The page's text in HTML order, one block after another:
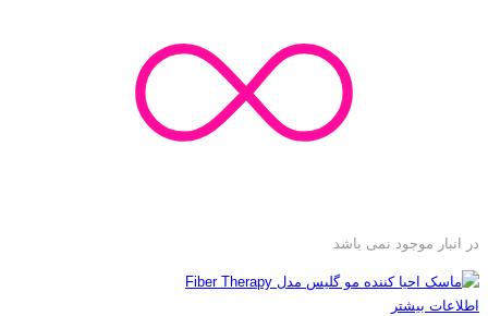
در انبار موجود نمی باشد
اطلاعات بیشتر